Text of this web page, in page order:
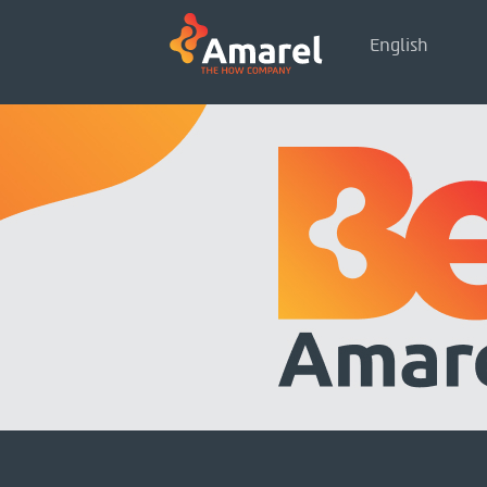
English